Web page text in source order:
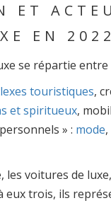
ET
EN
se répartie entre
touristiques,
et spiritueux,
» : mode
voitures de
eux trois, ils